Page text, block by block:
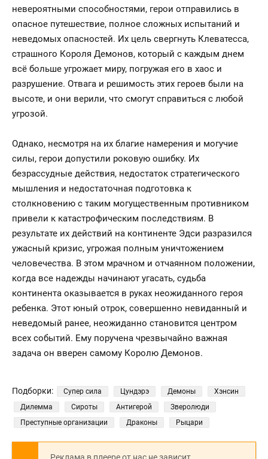
невероятными способностями, герои отправились в
опасное путешествие, полное сложных испытаний и
неведомых опасностей. Их цель свергнуть Клеватесса,
страшного Короля Демонов, который с каждым днем
всё больше угрожает миру, погружая его в хаос и
разрушение. Отвага и решимость этих героев были на
высоте, и они верили, что смогут справиться с любой
угрозой.
Однако, несмотря на их благие намерения и могучие
силы, герои допустили роковую ошибку. Их
безрассудные действия, недостаток стратегического
мышления и недостаточная подготовка к
столкновению с таким могущественным противником
привели к катастрофическим последствиям. В
результате их действий на континенте Эдси разразился
ужасный кризис, угрожая полным уничтожением
человечества. В этом мрачном и отчаянном положении,
когда все надежды начинают угасать, судьба
континента оказывается в руках неожиданного героя
ребенка. Этот юный отрок, совершенно невиданный и
неведомый ранее, неожиданно становится центром
всех событий. Ему поручена чрезвычайно важная
задача он вверен самому Королю Демонов.
Подборки: Супер сила Цундэрэ Демоны
Хэнсин
Дилемма
Сироты Антигерой
Зверолюди
Преступные организации
Драконы Рыцари